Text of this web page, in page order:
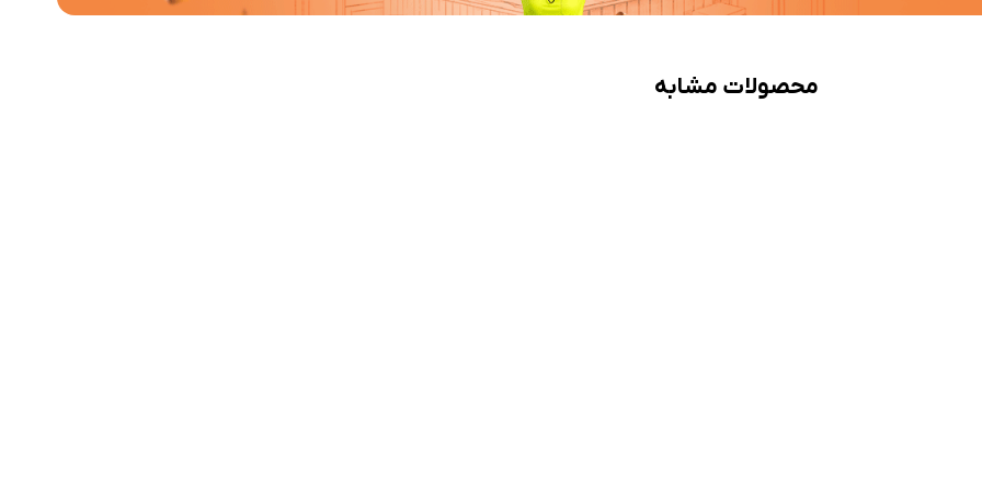
محصولات مشابه